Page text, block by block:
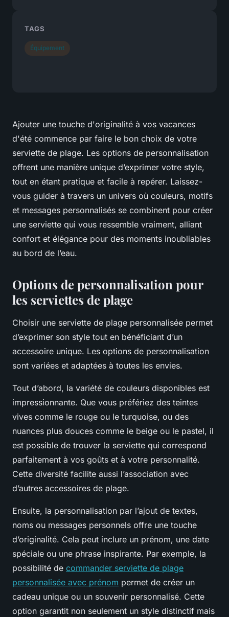
Ajouter une touche d'originalité à vos vacances
d'été commence par faire le bon choix de votre
serviette de plage. Les options de personnalisation
offrent une manière unique d’exprimer votre style,
tout en étant pratique et facile à repérer. Laissez-
vous guider à travers un univers où couleurs, motifs
et messages personnalisés se combinent pour créer
une serviette qui vous ressemble vraiment, alliant
confort et élégance pour des moments inoubliables
au bord de l’eau.
Options de personnalisation pour
les serviettes de plage
Choisir une serviette de plage personnalisée permet
d’exprimer son style tout en bénéficiant d’un
accessoire unique. Les options de personnalisation
sont variées et adaptées à toutes les envies.
Tout d’abord, la variété de couleurs disponibles est
impressionnante. Que vous préfériez des teintes
vives comme le rouge ou le turquoise, ou des
nuances plus douces comme le beige ou le pastel, il
est possible de trouver la serviette qui correspond
parfaitement à vos goûts et à votre personnalité.
Cette diversité facilite aussi l’association avec
d’autres accessoires de plage.
Ensuite, la personnalisation par l’ajout de textes,
noms ou messages personnels offre une touche
d’originalité. Cela peut inclure un prénom, une date
spéciale ou une phrase inspirante. Par exemple, la
possibilité de commander serviette de plage
personnalisée avec prénom permet de créer un
cadeau unique ou un souvenir personnalisé. Cette
option garantit non seulement un style distinctif mais
TAGS
Équipement